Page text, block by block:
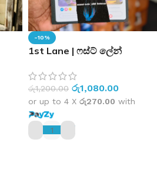
-10%
1st Lane | ෆස්ට් ලේන්
රු1,200.00 රු1,080.00
or up to 4 X රු270.00 with